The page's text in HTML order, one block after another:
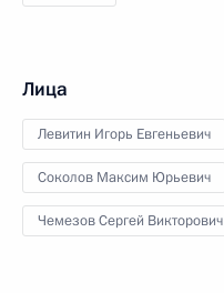
Лица
Левитин Игорь Евгеньевич
Соколов Максим Юрьевич
Чемезов Сергей Викторович